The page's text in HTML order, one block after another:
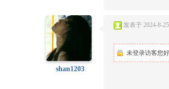
shan1203
发表于 2024-8-
未登录访客您